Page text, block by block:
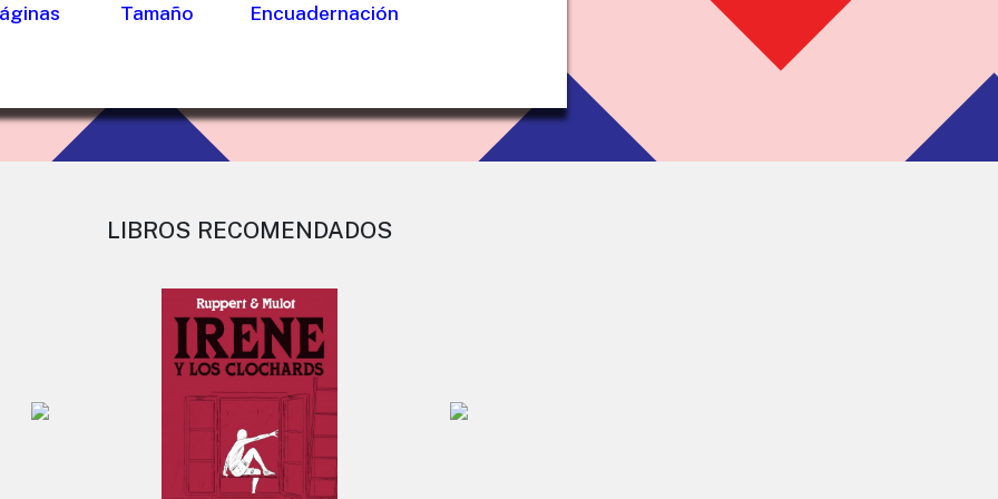
Tamaño Encuadernación
LIBROS RECOMENDADOS